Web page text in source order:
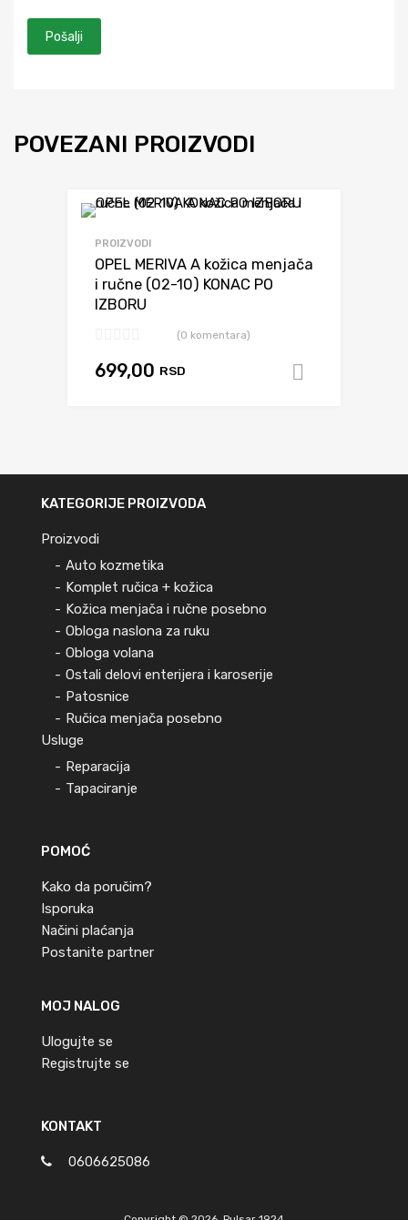
POVEZANI PROIZVODI
PROIZVODI
OPEL MERIVA A kožica menjača
i ručne (02-10) KONAC PO
IZBORU
(0 komentara)
699,00 RSD
KATEGORIJE PROIZVODA
Proizvodi
Auto kozmetika
Komplet ručica + kožica
Kožica menjača i ručne posebno
Obloga naslona za ruku
Obloga volana
Ostali delovi enterijera i karoserije
Patosnice
Ručica menjača posebno
Usluge
Reparacija
Tapaciranje
POMOĆ
Kako da poručim?
Isporuka
Načini plaćanja
Postanite partner
MOJ NALOG
Ulogujte se
Registrujte se
KONTAKT
0606625086